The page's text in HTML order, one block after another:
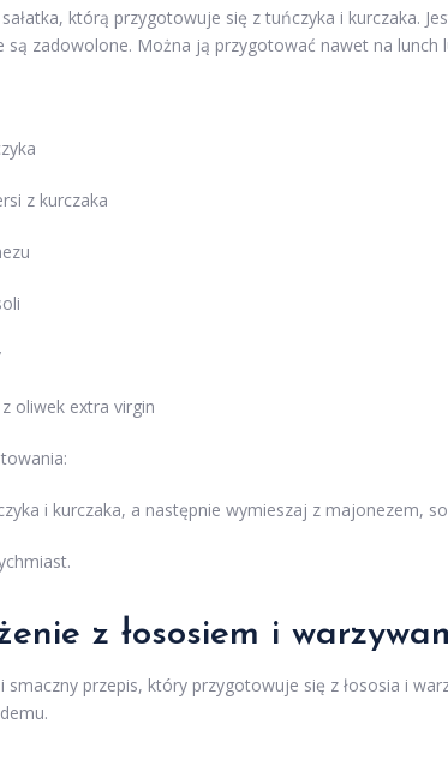
którą przygotowuje się z tuńczyka i kurczaka.
są zadowolone. Można ją przygotować nawet na lunch
z kurczaka
oliwek extra virgin
i kurczaka, a następnie wymieszaj z majonezem,
z łososiem i
smaczny przepis, który przygotowuje się z łososia i